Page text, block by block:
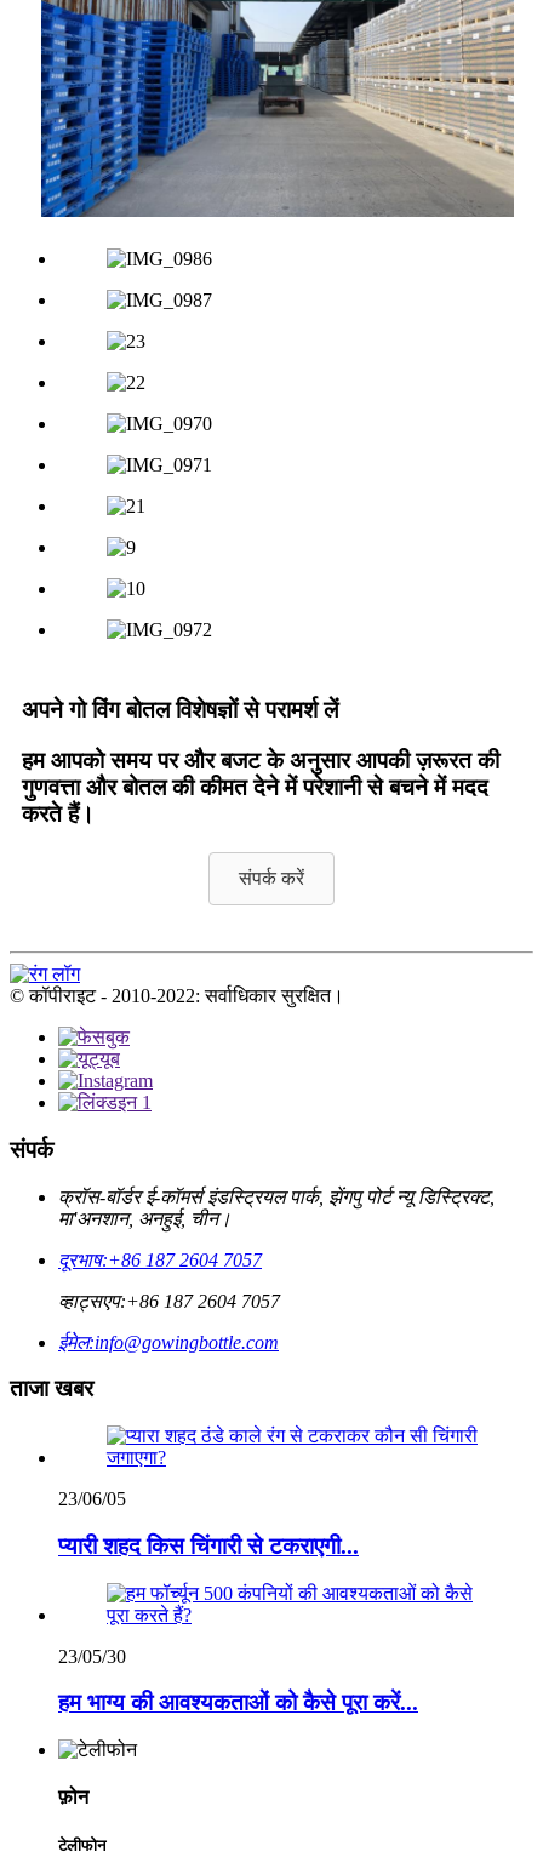
अपने गो विंग बोतल विशेषज्ञों से परामर्श लें
हम आपको समय पर और बजट के अनुसार आपकी ज़रूरत की
गुणवत्ता और बोतल की कीमत देने में परेशानी से बचने में मदद
करते हैं।
संपर्क करें
© कॉपीराइट - 2010-2022: सर्वाधिकार सुरक्षित।
संपर्क
क्रॉस-बॉर्डर ई-कॉमर्स इंडस्ट्रियल पार्क, झेंगपु पोर्ट न्यू डिस्ट्रिक्ट,
मा'अनशान, अनहुई, चीन।
दूरभाष:+86 187 2604 7057
व्हाट्सएप:+86 187 2604 7057
ईमेल:info@gowingbottle.com
ताजा खबर
23/06/05
प्यारी शहद किस चिंगारी से टकराएगी...
23/05/30
हम भाग्य की आवश्यकताओं को कैसे पूरा करें...
फ़ोन
टेलीफोन